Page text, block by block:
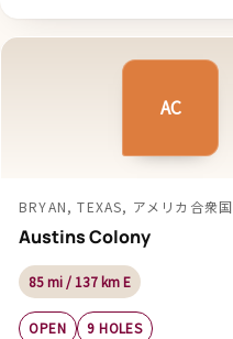
AC
BRYAN, TEXAS, アメリカ合衆国
Austins Colony
85 mi / 137 km E
OPEN 9 HOLES